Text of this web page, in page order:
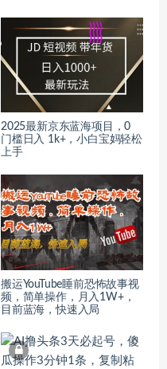
2025最新京东蓝海项目，0
门槛日入 1k+，小白宝妈轻松
上手
搬运YouTube睡前恐怖故事视
频，简单操作，月入1W+，
目前蓝海，快速入局